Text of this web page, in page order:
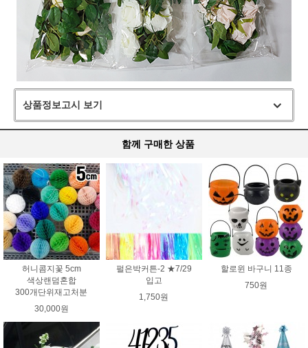
상품정보고시 보기
함께 구매한 상품
허니콤지꽃 5cm
색상랜덤혼합
300개단위재고처분
30,000원
펄은박커튼-2 ★7/29
입고
1,750원
할로윈 바구니 11종
750원